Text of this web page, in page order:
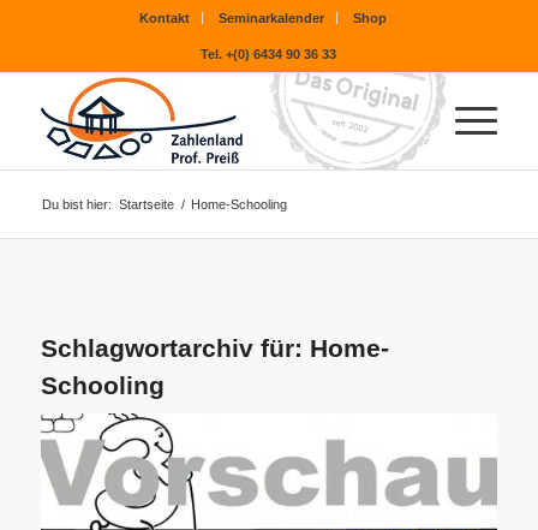
Kontakt Seminarkalender Shop
Tel. +(0) 6434 90 36 33
Du bist hier: Startseite / Home-Schooling
Schlagwortarchiv für: Home-
Schooling